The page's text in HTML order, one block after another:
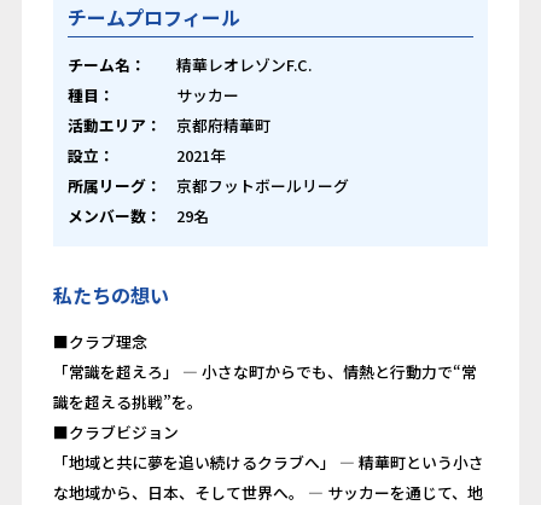
チームプロフィール
チーム名：
精華レオレゾンF.C.
種目：
サッカー
活動エリア：
京都府精華町
設立：
2021年
所属リーグ：
京都フットボールリーグ
メンバー数：
29名
私たちの想い
■クラブ理念
「常識を超えろ」 — 小さな町からでも、情熱と行動力で“常
識を超える挑戦”を。
■クラブビジョン
「地域と共に夢を追い続けるクラブへ」 — 精華町という小さ
な地域から、日本、そして世界へ。 — サッカーを通じて、地